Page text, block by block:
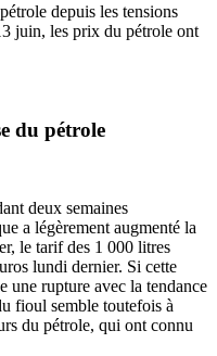
depuis les tensions
juin, les prix du pétrole ont
du pétrole
deux semaines
a légèrement augmenté la
le tarif des 1 000 litres
lundi dernier. Si cette
une rupture avec la tendance
fioul semble toutefois à
du pétrole, qui ont connu